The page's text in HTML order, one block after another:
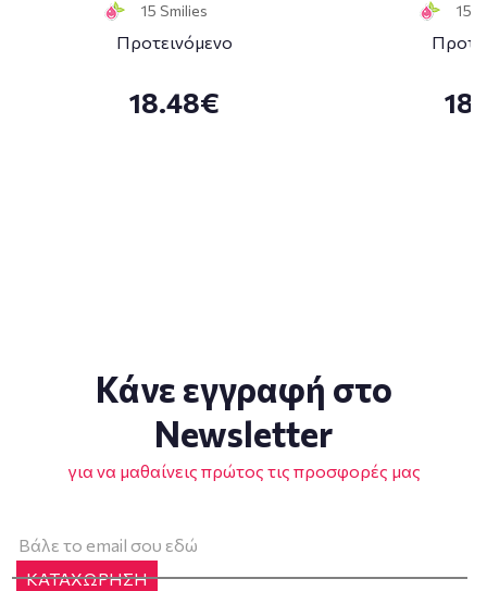
15 Smilies
Προτεινόμενο
18.48€
15
Κάνε εγγραφή στο
Newsletter
για να μαθαίνεις πρώτος τις προσφορές μας
ΚΑΤΑΧΩΡΗΣΗ